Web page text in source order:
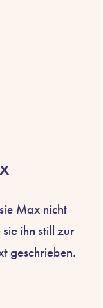
Max nicht
ihn still zur
geschrieben.